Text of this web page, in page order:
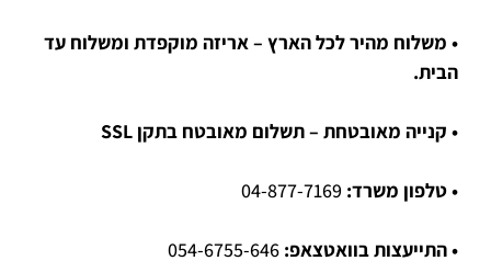
• משלוח מהיר לכל הארץ – אריזה מוקפדת ומשלוח עד
הבית.
• קנייה מאובטחת – תשלום מאובטח בתקן SSL
• טלפון משרד:
• התייעצות בוואטצאפ: